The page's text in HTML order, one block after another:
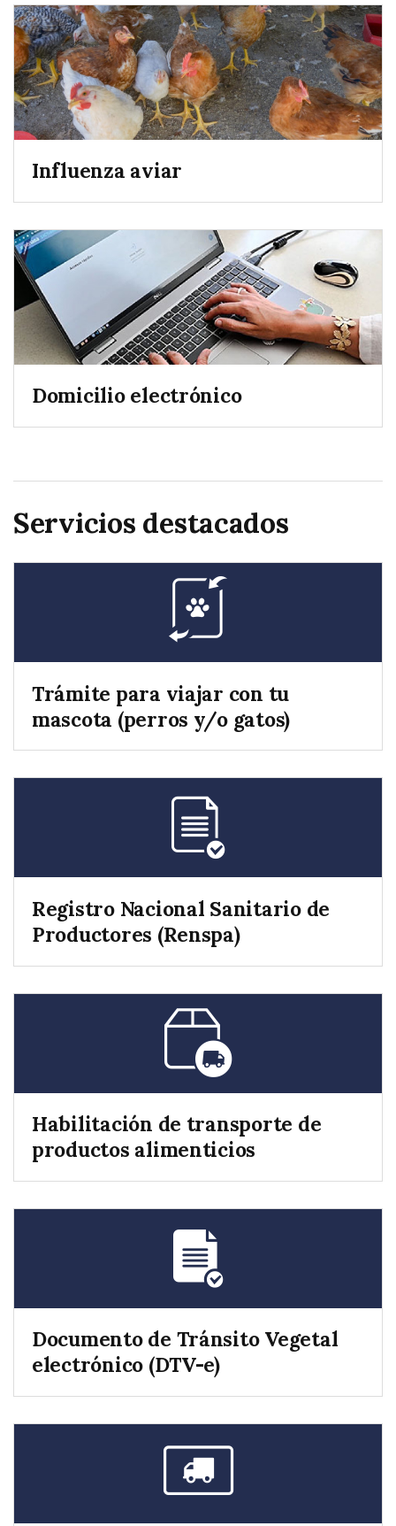
Influenza aviar
Domicilio electrónico
Servicios destacados
Trámite para viajar con tu
mascota (perros y/o gatos)
Registro Nacional Sanitario de
Productores (Renspa)
Habilitación de transporte de
productos alimenticios
Documento de Tránsito Vegetal
electrónico (DTV-e)